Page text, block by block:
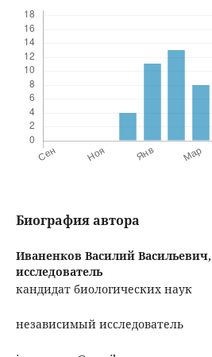
Биография автора
Иваненков Василий Васильевич,
исследователь
кандидат биологических наук
независимый исследователь